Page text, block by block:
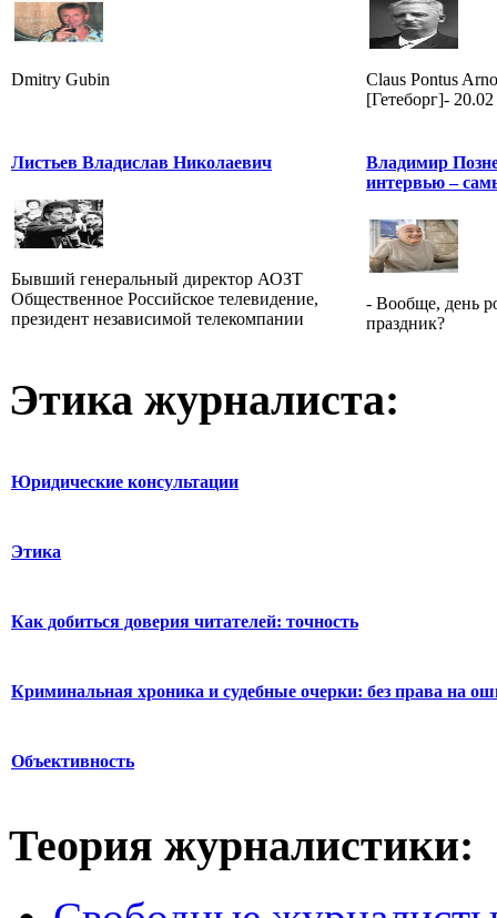
Dmitry Gubin
Claus Pontus
[Гетеборг]- 20.02
Листьев Владислав Николаевич
Бывший генеральный директор АОЗТ
Общественное Российское телевидение,
президент независимой телекомпании
Владимир
интервью –
- Вообще, день
праздник?
Этика журналиста:
Юридические консультации
Этика
Как добиться доверия читателей: точность
Криминальная хроника и судебные очерки: без права на
Объективность
Теория журналистики: